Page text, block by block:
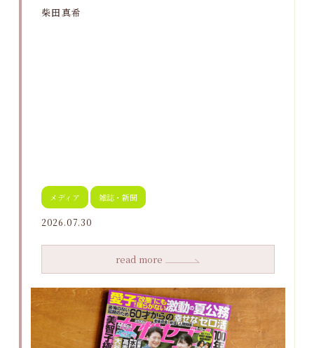
柴田真希
メディア 雑誌・新聞
2026.07.30
read more